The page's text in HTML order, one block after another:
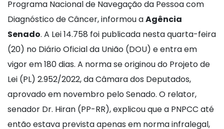
Programa Nacional de Navegação da Pessoa com
Diagnóstico de Câncer, informou aAgência
Senado. A Lei 14.758 foi publicada nesta quarta-feira
(20) no Diário Oficial da União (DOU) e entra em
vigor em 180 dias. A norma se originou do Projeto de
Lei (PL) 2.952/2022, da Câmara dos Deputados,
aprovado em novembro pelo Senado. O relator,
senador Dr. Hiran (PP-RR), explicou que a PNPCC até
então estava prevista apenas em norma infralegal,